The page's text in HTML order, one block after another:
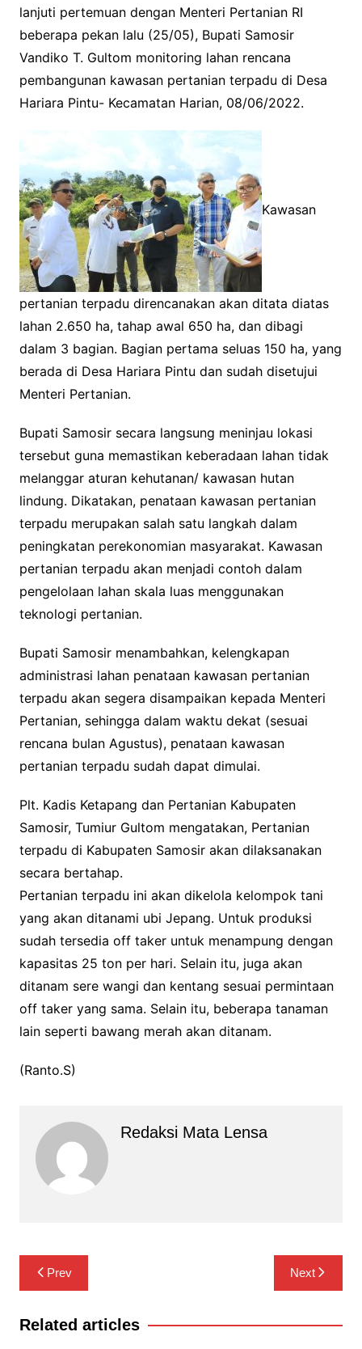
e
b
o
o
k
t
e
r
t
s
A
p
p
lanjuti pertemuan dengan Menteri Pertanian RI
beberapa pekan lalu (25/05), Bupati Samosir
Vandiko T. Gultom monitoring lahan rencana
pembangunan kawasan pertanian terpadu di Desa
Hariara Pintu- Kecamatan Harian, 08/06/2022.
Kawasan
pertanian terpadu direncanakan akan ditata diatas
lahan 2.650 ha, tahap awal 650 ha, dan dibagi
dalam 3 bagian. Bagian pertama seluas 150 ha, yang
berada di Desa Hariara Pintu dan sudah disetujui
Menteri Pertanian.
Bupati Samosir secara langsung meninjau lokasi
tersebut guna memastikan keberadaan lahan tidak
melanggar aturan kehutanan/ kawasan hutan
lindung. Dikatakan, penataan kawasan pertanian
terpadu merupakan salah satu langkah dalam
peningkatan perekonomian masyarakat. Kawasan
pertanian terpadu akan menjadi contoh dalam
pengelolaan lahan skala luas menggunakan
teknologi pertanian.
Bupati Samosir menambahkan, kelengkapan
administrasi lahan penataan kawasan pertanian
terpadu akan segera disampaikan kepada Menteri
Pertanian, sehingga dalam waktu dekat (sesuai
rencana bulan Agustus), penataan kawasan
pertanian terpadu sudah dapat dimulai.
Plt. Kadis Ketapang dan Pertanian Kabupaten
Samosir, Tumiur Gultom mengatakan, Pertanian
terpadu di Kabupaten Samosir akan dilaksanakan
secara bertahap.
Pertanian terpadu ini akan dikelola kelompok tani
yang akan ditanami ubi Jepang. Untuk produksi
sudah tersedia off taker untuk menampung dengan
kapasitas 25 ton per hari. Selain itu, juga akan
ditanam sere wangi dan kentang sesuai permintaan
off taker yang sama. Selain itu, beberapa tanaman
lain seperti bawang merah akan ditanam.
(Ranto.S)
Redaksi Mata Lensa
Navigasi
pos
Prev Next
Related articles